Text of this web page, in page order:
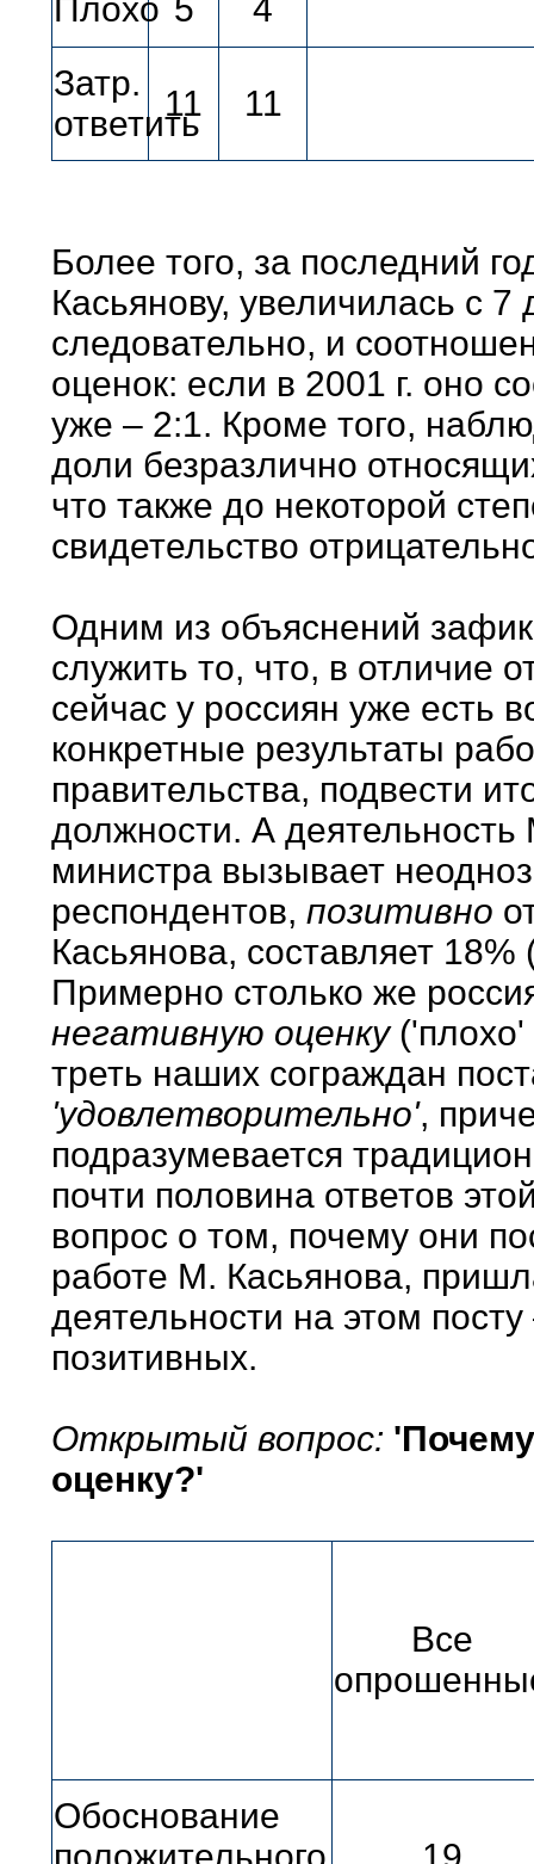
Плохо 5
4
Затр.
ответить
11 11
Более того, за последний
Касьянову, увеличилась с
следовательно, и
оценок: если в 2001 г. оно
уже – 2:1. Кроме того,
доли безразлично
что также до некоторой
свидетельство
Одним из объяснений
служить то, что, в отличие
сейчас у россиян уже есть
конкретные результаты
правительства, подвести
должности. А
министра вызывает
респондентов, позитивно
Касьянова, составляет
Примерно столько же
негативную оценку('плохо'
треть наших сограждан
'удовлетворительно',
подразумевается
почти половина ответов
вопрос о том, почему они
работе М. Касьянова,
деятельности на этом
позитивных.
Открытый вопрос:
оценку?'
Все
Обоснование
положительного
19